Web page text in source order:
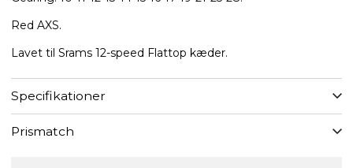
Red AXS.
Lavet til Srams 12-speed Flattop kæder.
Specifikationer
Prismatch